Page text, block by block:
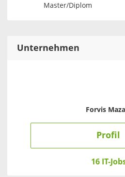
Master/Diplom
Unternehmen
Forvis
Profil
16 IT-